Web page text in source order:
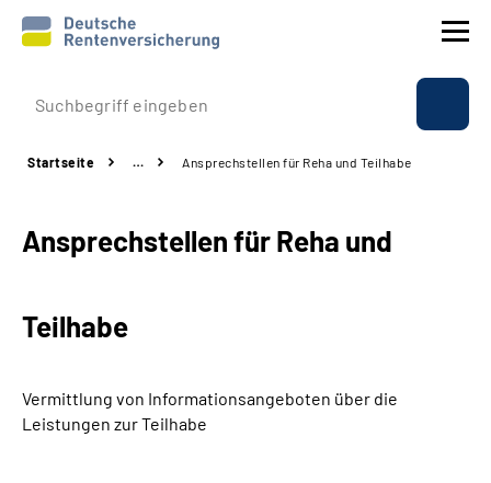
Prävention
Rente
Über uns & Presse
Startseite … Ansprechstellen für Reha und Teilhabe
Ansprechstellen für Reha und
Teilhabe
Vermittlung von Informationsangeboten über die
Leistungen zur Teilhabe